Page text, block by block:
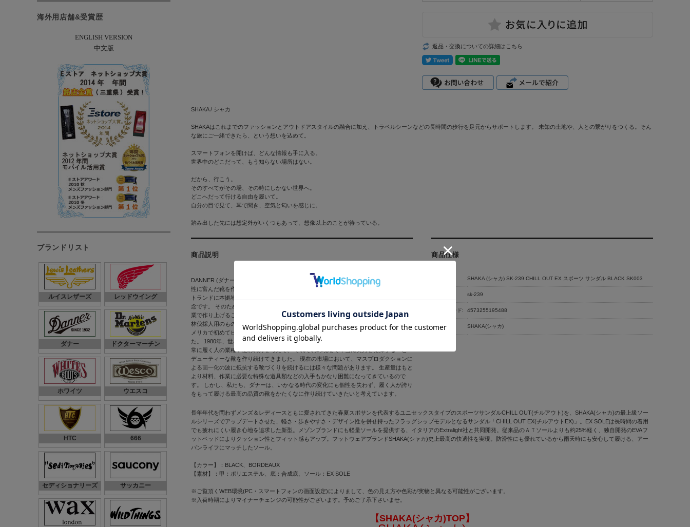
返品・交換についての詳細はこちら
SHAKA / シャカ
SHAKAはこれまでのファッションとアウトドアスタイルの融合に加え、トラベルシーンなどの長時間の歩行を足元からサポートします。 未知の土地や、人との繋がりをつくる。そん
な旅にご一緒できたら、という想いを込めて。
スマートフォンを開けば、どんな情報も手に入る。
世界中のどこだって、もう知らない場所はない。
だから、行こう。
そのすべてがその場、その時にしかない世界へ。
どこへだって行ける自由を履いて。
自分の目で見て、耳で聞き、空気と匂いを感じに。
踏み出した先には想定外がいくつもあって、想像以上のことが待っている。
商品説明
DANNER (ダナー) 「実際にダナーの靴を履く人が、不便を感じずに、使いやすく耐久
性に富んだ靴を作る。」 これが私たち、ダナーが、1932年の創業後、オレゴン州ポー
トランドに本拠地を移し現在に至るまで、変わることなく持ち続けている靴づくりの信
念です。 そのためには大量生産の単純作業を極力避けて、厳選された素材を丹念に手作
業で作り上げることが大切であると考えています。 ダナーが、最初に作ったブーツは森
林伐採人用のもので、靴底には鋲が打ち込まれている靴でした。 そして1952年にはア
メリカで初めてビブラム・ソールを用いて、クライミング・シューズを作り出しまし
た。 1980年、世界初のゴアテックス・ブーツを発表しました。 このようにダナーは、
常に履く人の業種や使われ方を考えて、 それぞれの現場で本当に実力を発揮するヘビー
デューティーな靴を作り続けてきました。 現在の市場において、マスプロダクションに
よる画一化の波に抵抗する靴づくりを続けるには様々な問題があります。 生産量はもと
より材料、作業に必要な特殊な道具類などの入手もかなり困難になってきているので
す。 しかし、私たち、ダナーは、いかなる時代の変化にも個性を失わず、履く人が誇り
をもって履ける最高の品質の靴をかたくなに作り続けていきたいと考えています。
商品仕様
SHAKA (シャカ) SK-239 CHILL OUT EX スポーツ サンダル BLACK SK003
sk-239
ＪＡＮコード: 4573255195488
メーカー: SHAKA(シャカ)
長年年代を問わずメンズ＆レディースともに愛されてきた春夏スポサンを代表するユニセックスタイプのスポーツサンダルCHILL OUT(チルアウト)を、SHAKA(シャカ)の最上級ソー
ルシリーズでアップデートさせた、軽さ・歩きやすさ・デザイン性を併せ持ったフラッグシップモデルとなるサンダル「CHILL OUT EX(チルアウトEX)」。EX SOLEは長時間の着用
でも疲れにくい履き心地を追求した新型。メゾンブランドにも軽量ソールを提供する、イタリアのExtralight社と共同開発。従来品のＡＴソールよりも約25%軽く、独自開発のEVAフ
ットベッドによりクッション性とフィット感もアップ。フットウェアブランドSHAKA(シャカ)史上最高の快適性を実現。防滑性にも優れているから雨天時にも安心して履ける、アー
バンライフにマッチしたソール。
【カラー】：BLACK、BORDEAUX
【素材】：甲：ポリエステル、底：合成底、ソール：EX SOLE
※ご覧頂くWEB環境(PC・スマートフォンの画面設定)によりまして、色の見え方や色彩が実物と異なる可能性がございます。
※入荷時期によりマイナーチェンジの可能性がございます。予めご了承下さいませ。
【SHAKA(シャカ)TOP】
海外用店舗&受賞歴
ENGLISH VERSION
中文版
ブランドリスト
ルイスレザーズ レッドウイング
ダナー ドクターマーチン
ホワイツ ウエスコ
HTC 666
セディショナリーズ サッカニー